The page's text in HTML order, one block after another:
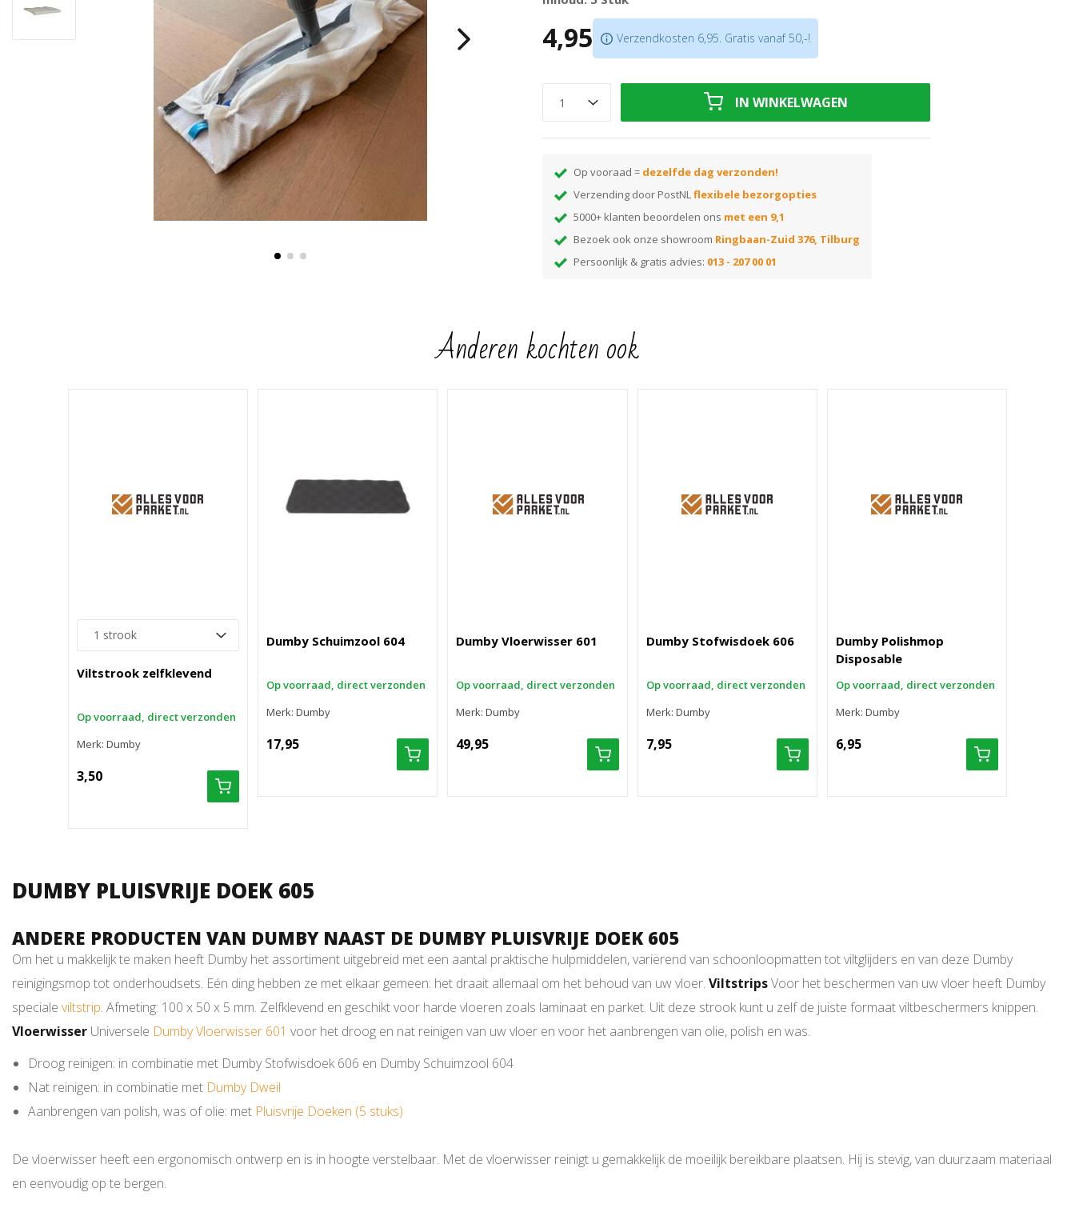
De DUmby vloerwisser los bijbestellen
Groot absorptievermogen
4,95 Verzendkosten 6,95. Gratis vanaf 50,-!
IN WINKELWAGEN
Op vooraad = dezelfde dag verzonden!
Verzending door PostNLflexibele bezorgopties
5000+ klanten beoordelen ons met een 9,1
Bezoek ook onze showroom Ringbaan-Zuid 376, Tilburg
Persoonlijk & gratis advies: 013 - 207 00 01
Anderen kochten ook
Viltstrook zelfklevend
Op voorraad, direct verzonden
Merk: Dumby
3,50
Dumby Schuimzool 604
Op voorraad, direct verzonden
Merk: Dumby
17,95
Dumby Vloerwisser 601
Op voorraad, direct verzonden
Merk: Dumby
49,95
Dumby Stofwisdoek 606
Op voorraad, direct verzonden
Merk: Dumby
7,95
Dumby Polishmop
Disposable
Op voorraad, direct verzonden
Merk: Dumby
6,95
DUMBY PLUISVRIJE DOEK 605
ANDERE PRODUCTEN VAN DUMBY NAAST DE DUMBY PLUISVRIJE DOEK 605
Om het u makkelijk te maken heeft Dumby het assortiment uitgebreid met een aantal praktische hulpmiddelen, variërend van schoonloopmatten tot viltglijders en van deze Dumby
reinigingsmop tot onderhoudsets. Eén ding hebben ze met elkaar gemeen: het draait allemaal om het behoud van uw vloer. ViltstripsVoor het beschermen van uw vloer heeft Dumby
speciale viltstrip. Afmeting: 100 x 50 x 5 mm. Zelfklevend en geschikt voor harde vloeren zoals laminaat en parket. Uit deze strook kunt u zelf de juiste formaat viltbeschermers knippen.
Vloerwisser Universele Dumby Vloerwisser 601 voor het droog en nat reinigen van uw vloer en voor het aanbrengen van olie, polish en was.
Droog reinigen: in combinatie met Dumby Stofwisdoek 606 en Dumby Schuimzool 604
Nat reinigen: in combinatie met Dumby Dweil
Aanbrengen van polish, was of olie: met Pluisvrije Doeken (5 stuks)
De vloerwisser heeft een ergonomisch ontwerp en is in hoogte verstelbaar. Met de vloerwisser reinigt u gemakkelijk de moeilijk bereikbare plaatsen. Hij is stevig, van duurzaam materiaal
en eenvoudig op te bergen.